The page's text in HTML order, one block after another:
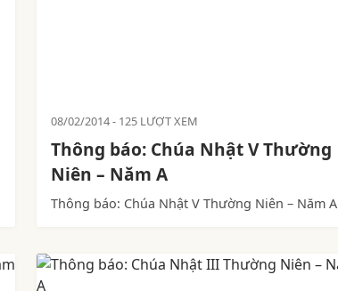
08/02/2014 125 LƯỢT XEM
Thông báo: Chúa Nhật V Thường
Niên – Năm A
Thông báo: Chúa Nhật V Thường Niên – Năm A